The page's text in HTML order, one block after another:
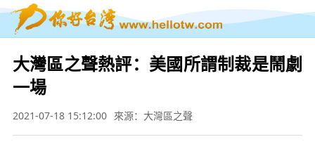
大灣區之聲熱評：美國所謂制裁是鬧劇
一場
2021-07-18 15:12:00 來源：大灣區之聲